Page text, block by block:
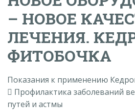
– НОВОЕ
ЛЕЧЕНИЯ.
ФИТОБОЧКА
Показания к применению
 Профилактика заболеваний
путей и астмы